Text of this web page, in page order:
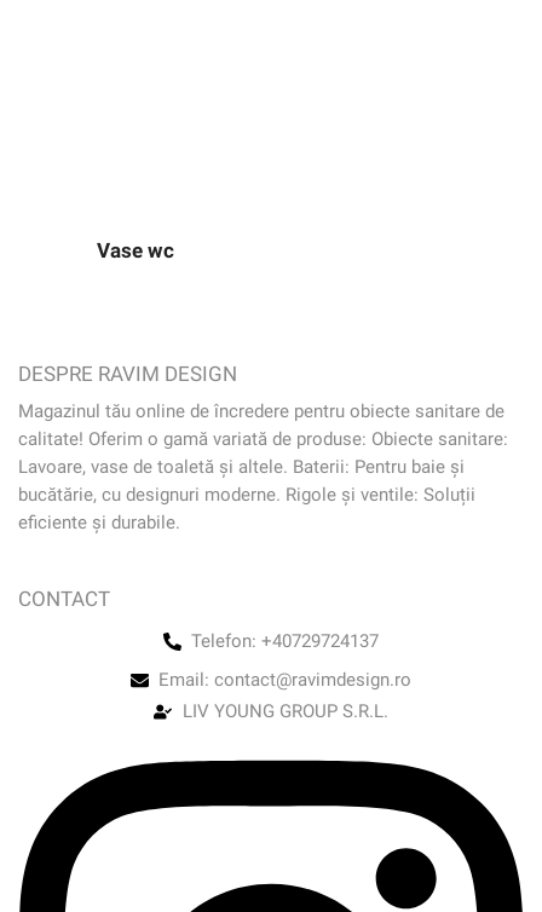
Vase wc
DESPRE RAVIM DESIGN
Magazinul tău online de încredere pentru obiecte sanitare de
calitate! Oferim o gamă variată de produse: Obiecte sanitare:
Lavoare, vase de toaletă și altele. Baterii: Pentru baie și
bucătărie, cu designuri moderne. Rigole și ventile: Soluții
eficiente și durabile.
CONTACT
Telefon: +40729724137
Email: contact@ravimdesign.ro
LIV YOUNG GROUP S.R.L.